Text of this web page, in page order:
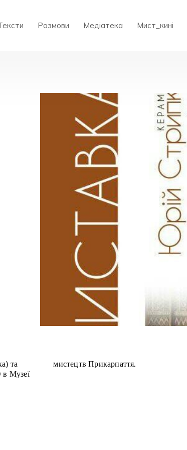
Розмови Медіатека Мист_кині
та
Музеї
мистецтв Прикарпаття.